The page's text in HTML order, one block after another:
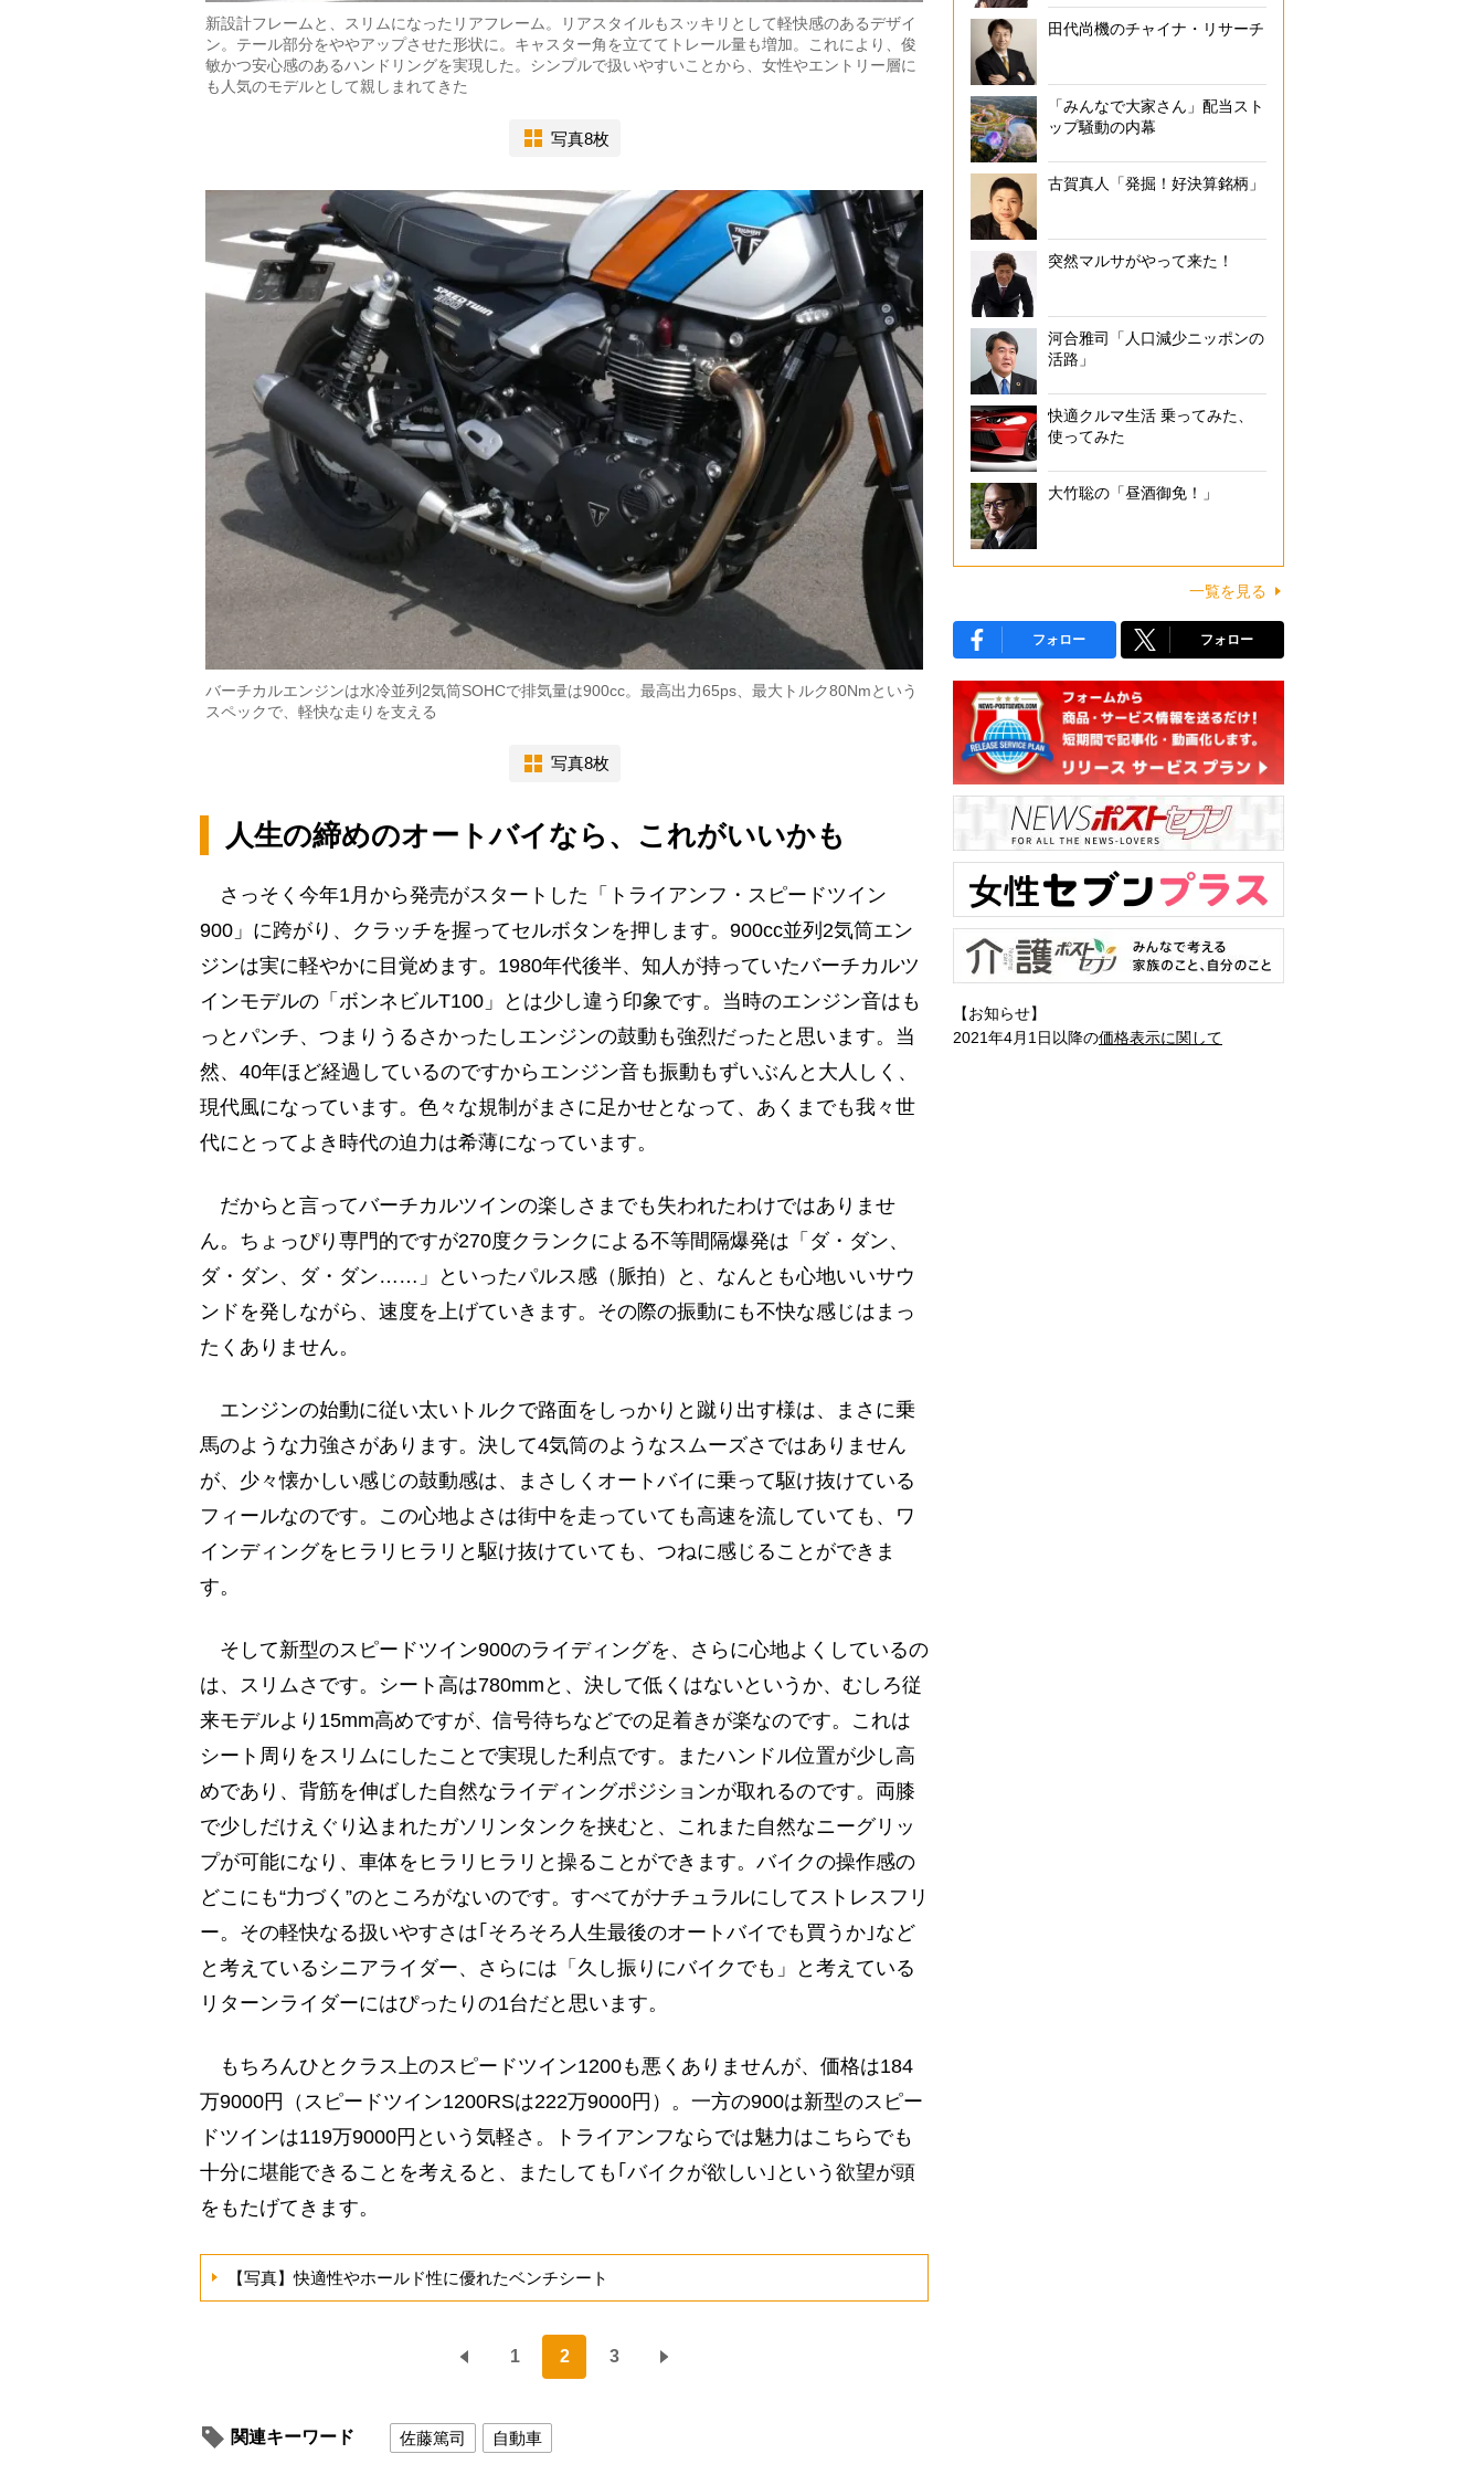
新設計フレームと、スリムになったリアフレーム。リアスタイルもスッキリとして軽快感のあるデザイ
ン。テール部分をややアップさせた形状に。キャスター角を立ててトレール量も増加。これにより、俊
敏かつ安心感のあるハンドリングを実現した。シンプルで扱いやすいことから、女性やエントリー層に
も人気のモデルとして親しまれてきた
写真8枚
バーチカルエンジンは水冷並列2気筒SOHCで排気量は900cc。最高出力65ps、最大トルク80Nmという
スペックで、軽快な走りを支える
写真8枚
人生の締めのオートバイなら、これがいいかも
さっそく今年1月から発売がスタートした「トライアンフ・スピードツイン
900」に跨がり、クラッチを握ってセルボタンを押します。900cc並列2気筒エン
ジンは実に軽やかに目覚めます。1980年代後半、知人が持っていたバーチカルツ
インモデルの「ボンネビルT100」とは少し違う印象です。当時のエンジン音はも
っとパンチ、つまりうるさかったしエンジンの鼓動も強烈だったと思います。当
然、40年ほど経過しているのですからエンジン音も振動もずいぶんと大人しく、
現代風になっています。色々な規制がまさに足かせとなって、あくまでも我々世
代にとってよき時代の迫力は希薄になっています。
だからと言ってバーチカルツインの楽しさまでも失われたわけではありませ
ん。ちょっぴり専門的ですが270度クランクによる不等間隔爆発は「ダ・ダン、
ダ・ダン、ダ・ダン……」といったパルス感（脈拍）と、なんとも心地いいサウ
ンドを発しながら、速度を上げていきます。その際の振動にも不快な感じはまっ
たくありません。
エンジンの始動に従い太いトルクで路面をしっかりと蹴り出す様は、まさに乗
馬のような力強さがあります。決して4気筒のようなスムーズさではありません
が、少々懐かしい感じの鼓動感は、まさしくオートバイに乗って駆け抜けている
フィールなのです。この心地よさは街中を走っていても高速を流していても、ワ
インディングをヒラリヒラリと駆け抜けていても、つねに感じることができま
す。
そして新型のスピードツイン900のライディングを、さらに心地よくしているの
は、スリムさです。シート高は780mmと、決して低くはないというか、むしろ従
来モデルより15mm高めですが、信号待ちなどでの足着きが楽なのです。これは
シート周りをスリムにしたことで実現した利点です。またハンドル位置が少し高
めであり、背筋を伸ばした自然なライディングポジションが取れるのです。両膝
で少しだけえぐり込まれたガソリンタンクを挟むと、これまた自然なニーグリッ
プが可能になり、車体をヒラリヒラリと操ることができます。バイクの操作感の
どこにも“力づく”のところがないのです。すべてがナチュラルにしてストレスフリ
ー。その軽快なる扱いやすさは｢そろそろ人生最後のオートバイでも買うか｣など
と考えているシニアライダー、さらには「久し振りにバイクでも」と考えている
リターンライダーにはぴったりの1台だと思います。
もちろんひとクラス上のスピードツイン1200も悪くありませんが、価格は184
万9000円（スピードツイン1200RSは222万9000円）。一方の900は新型のスピー
ドツインは119万9000円という気軽さ。トライアンフならでは魅力はこちらでも
十分に堪能できることを考えると、またしても｢バイクが欲しい｣という欲望が頭
をもたげてきます。
【写真】快適性やホールド性に優れたベンチシート
1 2 3
関連キーワード 佐藤篤司 自動車
田代尚機のチャイナ・リサーチ
「みんなで大家さん」配当スト
ップ騒動の内幕
古賀真人「発掘！好決算銘柄」
突然マルサがやって来た！
河合雅司「人口減少ニッポンの
活路」
快適クルマ生活 乗ってみた、
使ってみた
大竹聡の「昼酒御免！」
一覧を見る
フォロー フォロー
【お知らせ】
2021年4月1日以降の価格表示に関して